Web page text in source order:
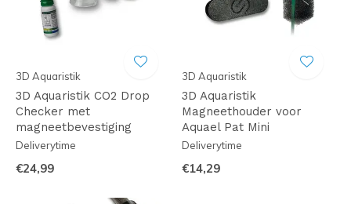
3D Aquaristik
3D Aquaristik CO2 Drop
Checker met
magneetbevestiging
Deliverytime
€24,99
3D Aquaristik
3D Aquaristik
Magneethouder voor
Aquael Pat Mini
Deliverytime
€14,29